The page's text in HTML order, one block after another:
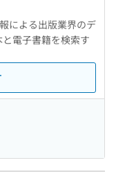
による出版業界のデ
電子書籍を検索す